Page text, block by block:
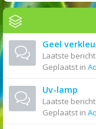
Geel
Laatste
Geplaatst in
Uv-lamp
Laatste
Geplaatst in